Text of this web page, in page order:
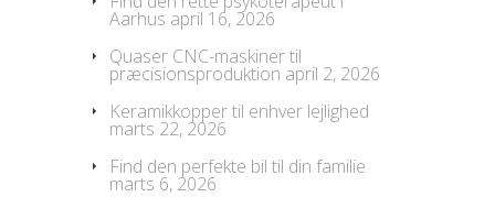
Aarhus april 16, 2026
Quaser CNC-maskiner til
præcisionsproduktion april 2, 2026
Keramikkopper til enhver lejlighed
marts 22, 2026
Find den perfekte bil til din familie
marts 6, 2026